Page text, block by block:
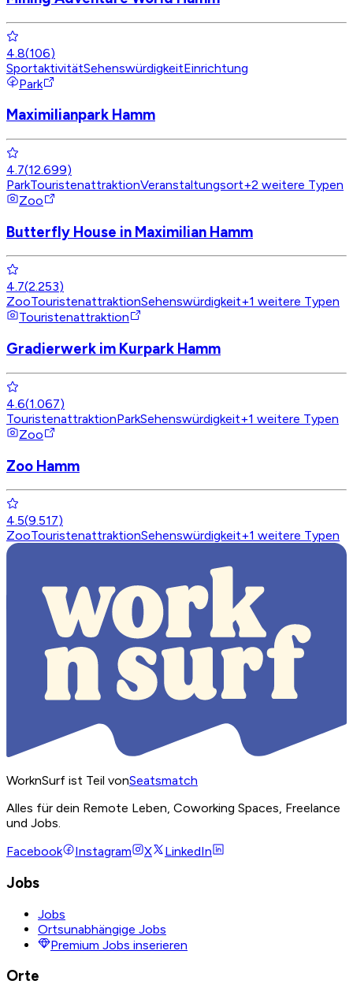
4.8(106)
SportaktivitätSehenswürdigkeitEinrichtung
Park
Maximilianpark Hamm
4.7(12.699)
ParkTouristenattraktionVeranstaltungsort+2 weitere Typen
Zoo
Butterfly House in Maximilian Hamm
4.7(2.253)
ZooTouristenattraktionSehenswürdigkeit+1 weitere Typen
Touristenattraktion
Gradierwerk im Kurpark Hamm
4.6(1.067)
TouristenattraktionParkSehenswürdigkeit+1 weitere Typen
Zoo
Zoo Hamm
4.5(9.517)
ZooTouristenattraktionSehenswürdigkeit+1 weitere Typen
WorknSurf ist Teil vonSeatsmatch
Alles für dein Remote Leben, Coworking Spaces, Freelance
und Jobs.
Facebook
Instagram X LinkedIn
Jobs
Jobs
Ortsunabhängige Jobs
Premium Jobs inserieren
Orte